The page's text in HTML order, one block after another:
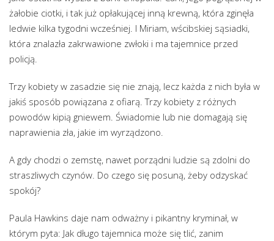
żałobie ciotki, i tak już opłakującej inną krewną, która zginęła
ledwie kilka tygodni wcześniej. I Miriam, wścibskiej sąsiadki,
która znalazła zakrwawione zwłoki i ma tajemnice przed
policją.
Trzy kobiety w zasadzie się nie znają, lecz każda z nich była w
jakiś sposób powiązana z ofiarą. Trzy kobiety z różnych
powodów kipią gniewem. Świadomie lub nie domagają się
naprawienia zła, jakie im wyrządzono.
A gdy chodzi o zemstę, nawet porządni ludzie są zdolni do
straszliwych czynów. Do czego się posuną, żeby odzyskać
spokój?
Paula Hawkins daje nam odważny i pikantny kryminał, w
którym pyta: Jak długo tajemnica może się tlić, zanim